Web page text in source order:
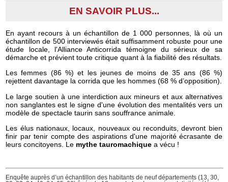
EN SAVOIR PLUS...
En ayant recours à un échantillon de 1 000 personnes, là où un
échantillon de 500 interviewés était suffisamment robuste pour une
étude locale, l'Alliance Anticorrida témoigne du sérieux de sa
démarche et prévient toute critique quant à la fiabilité des résultats.
Les femmes (86 %) et les jeunes de moins de 35 ans (86 %)
rejettent davantage la corrida que les hommes (68 % d’opposition).
Le large soutien à une interdiction aux mineurs et aux alternatives
non sanglantes est le signe d'une évolution des mentalités vers un
modèle de spectacle taurin sans souffrance animale.
Les élus nationaux, locaux, nouveaux ou reconduits, devront bien
finir par tenir compte des aspirations d'une majorité écrasante de
leurs concitoyens. Le mythe tauromachique a vécu !
Enquête auprès d’un échantillon des habitants de neuf départements (13, 30,